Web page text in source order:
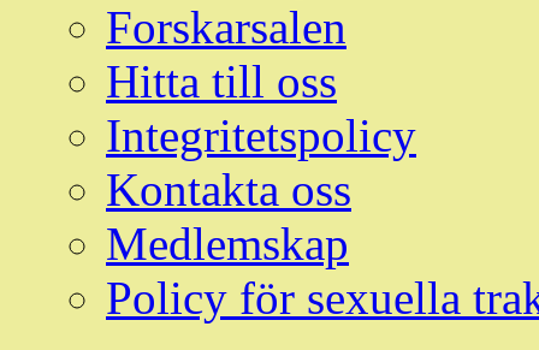
Forskarsalen
Hitta till oss
Integritetspolicy
Kontakta oss
Medlemskap
Policy för sexuella